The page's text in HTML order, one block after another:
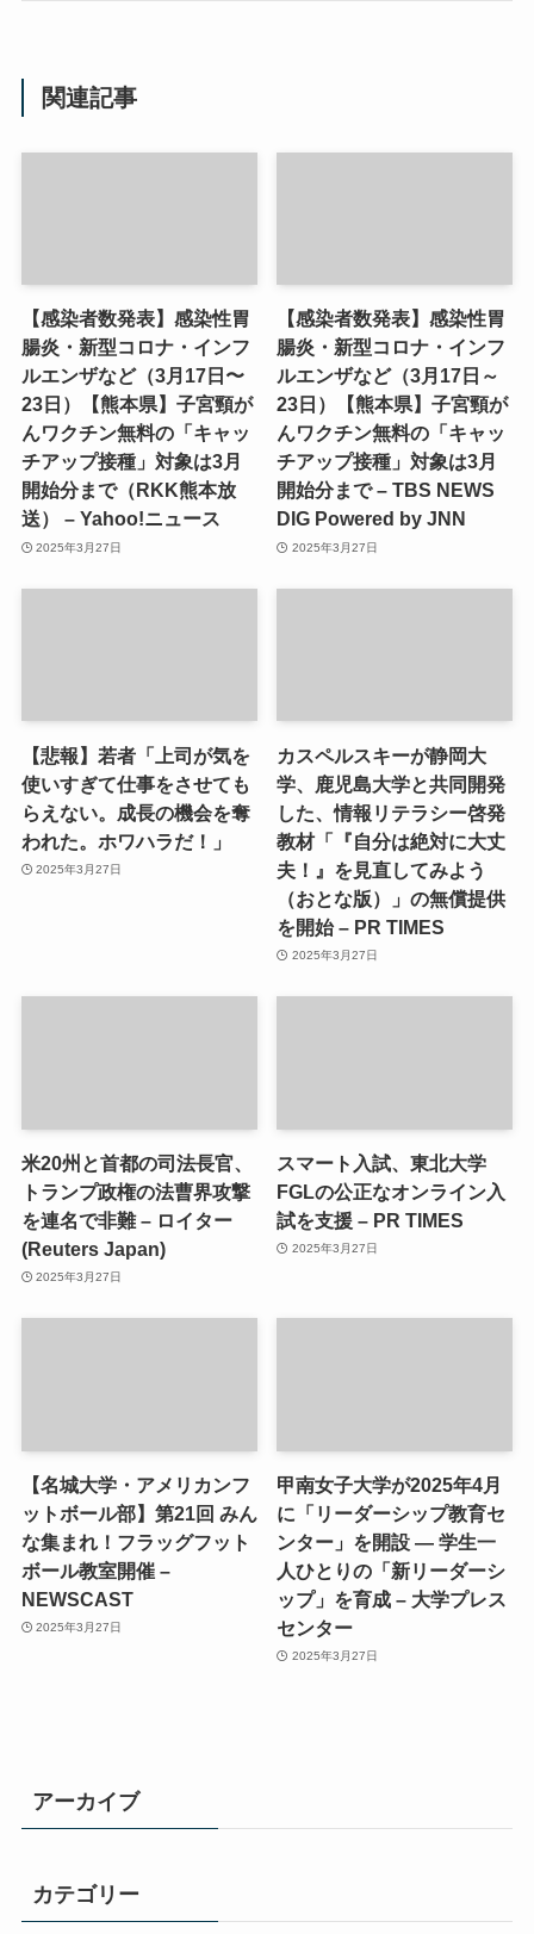
関連記事
【感染者数発表】感染性胃
腸炎・新型コロナ・インフ
ルエンザなど（3月17日〜
23日）【熊本県】子宮頸が
んワクチン無料の「キャッ
チアップ接種」対象は3月
開始分まで（RKK熊本放
送） – Yahoo!ニュース
2025年3月27日
【感染者数発表】感染性胃
腸炎・新型コロナ・インフ
ルエンザなど（3月17日～
23日）【熊本県】子宮頸が
んワクチン無料の「キャッ
チアップ接種」対象は3月
開始分まで – TBS NEWS
DIG Powered by JNN
2025年3月27日
【悲報】若者「上司が気を
使いすぎて仕事をさせても
らえない。成長の機会を奪
われた。ホワハラだ！」
2025年3月27日
カスペルスキーが静岡大
学、鹿児島大学と共同開発
した、情報リテラシー啓発
教材「『自分は絶対に大丈
夫！』を見直してみよう
（おとな版）」の無償提供
を開始 – PR TIMES
2025年3月27日
米20州と首都の司法長官、
トランプ政権の法曹界攻撃
を連名で非難 – ロイター
(Reuters Japan)
2025年3月27日
スマート入試、東北大学
FGLの公正なオンライン入
試を支援 – PR TIMES
2025年3月27日
【名城大学・アメリカンフ
ットボール部】第21回 みん
な集まれ！フラッグフット
ボール教室開催 –
NEWSCAST
2025年3月27日
甲南女子大学が2025年4月
に「リーダーシップ教育セ
ンター」を開設 ― 学生一
人ひとりの「新リーダーシ
ップ」を育成 – 大学プレス
センター
2025年3月27日
アーカイブ
カテゴリー